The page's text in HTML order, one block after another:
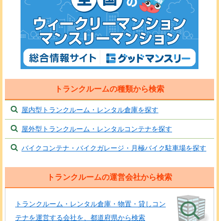
トランクルームの種類から検索
屋内型トランクルーム・レンタル倉庫を探す
屋外型トランクルーム・レンタルコンテナを探す
バイクコンテナ・バイクガレージ・月極バイク駐車場を探す
トランクルームの運営会社から検索
トランクルーム・レンタル倉庫・物置・貸しコン
テナを運営する会社を、都道府県から検索